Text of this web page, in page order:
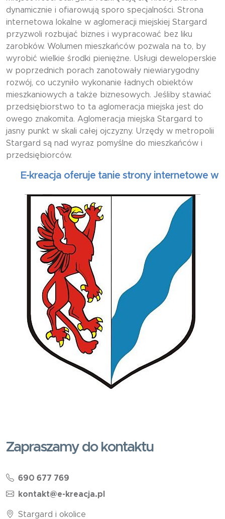
dynamicznie i ofiarowują sporo specjalności. Strona
internetowa lokalne w aglomeracji miejskiej Stargard
przyzwoli rozbujać biznes i wypracować bez liku
zarobków. Wolumen mieszkańców pozwala na to, by
wyrobić wielkie środki pieniężne. Usługi deweloperskie
w poprzednich porach zanotowały niewiarygodny
rozwój, co uczyniło wykonanie ładnych obiektów
mieszkaniowych a także biznesowych. Jeśliby stawiać
przedsiębiorstwo to ta aglomeracja miejska jest do
owego znakomita. Aglomeracja miejska Stargard to
jasny punkt w skali całej ojczyzny. Urzędy w metropolii
Stargard są nad wyraz pomyślne do mieszkańców i
przedsiębiorców.
kreacja oferuje tanie strony internetowe
Zapraszamy do kontaktu
690 677 769
kontakt@e-kreacja.pl
Stargard i okolice